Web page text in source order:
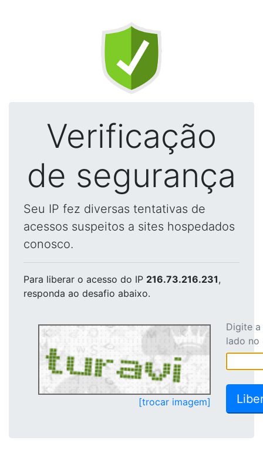
Verificação
de segurança
Seu IP fez diversas tentativas de
acessos suspeitos a sites hospedados
conosco.
Para liberar o acesso do IP 216.73.216.231,
responda ao desafio abaixo.
[trocar imagem]
Digite
lado no